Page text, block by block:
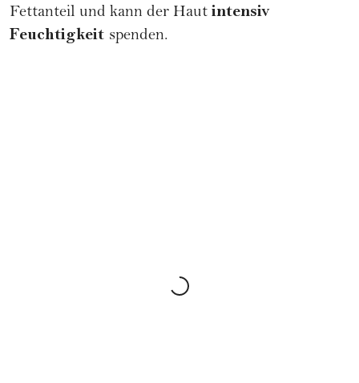
Fettanteil und kann der Haut intensiv
Feuchtigkeit spenden.